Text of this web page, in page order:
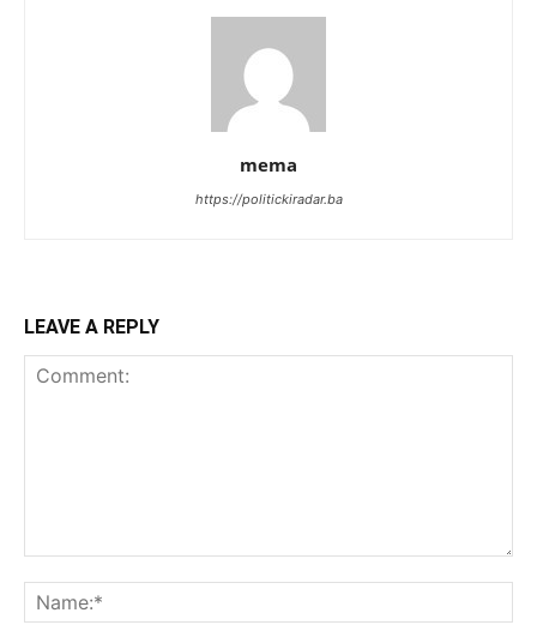
mema
https://politickiradar.ba
LEAVE A REPLY